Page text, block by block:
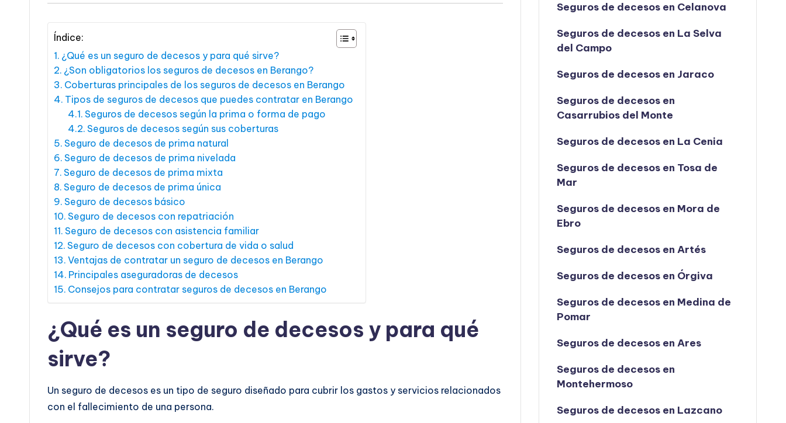
Índice:
¿Qué es un seguro de decesos y para qué sirve?
¿Son obligatorios los seguros de decesos en Berango?
Coberturas principales de los seguros de decesos en Berango
Tipos de seguros de decesos que puedes contratar en Berango
Seguros de decesos según la prima o forma de pago
Seguros de decesos según sus coberturas
Seguro de decesos de prima natural
Seguro de decesos de prima nivelada
Seguro de decesos de prima mixta
Seguro de decesos de prima única
Seguro de decesos básico
Seguro de decesos con repatriación
Seguro de decesos con asistencia familiar
Seguro de decesos con cobertura de vida o salud
Ventajas de contratar un seguro de decesos en Berango
Principales aseguradoras de decesos
Consejos para contratar seguros de decesos en Berango
¿Qué es un seguro de decesos y para qué
sirve?
Un seguro de decesos es un tipo de seguro diseñado para cubrir los gastos y servicios relacionados
con el fallecimiento de una persona.
Seguros de decesos en Celanova
Seguros de decesos en La Selva
del Campo
Seguros de decesos en Jaraco
Seguros de decesos en
Casarrubios del Monte
Seguros de decesos en La Cenia
Seguros de decesos en Tosa de
Mar
Seguros de decesos en Mora de
Ebro
Seguros de decesos en Artés
Seguros de decesos en Órgiva
Seguros de decesos en Medina de
Pomar
Seguros de decesos en Ares
Seguros de decesos en
Montehermoso
Seguros de decesos en Lazcano